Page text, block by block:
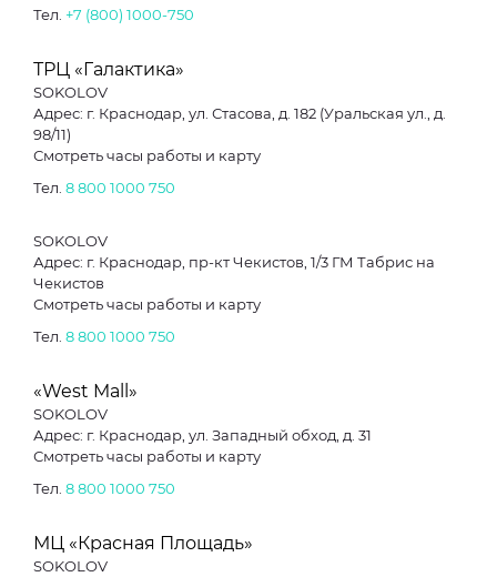
Тел. +7 (800) 1000-750
ТРЦ «Галактика»
SOKOLOV
Адрес: г. Краснодар, ул. Стасова, д. 182 (Уральская ул., д.
98/11)
Смотреть часы работы и карту
Тел. 8 800 1000 750
SOKOLOV
Адрес: г. Краснодар, пр-кт Чекистов, 1/3 ГМ Табрис на
Чекистов
Смотреть часы работы и карту
Тел. 8 800 1000 750
«West Mall»
SOKOLOV
Адрес: г. Краснодар, ул. Западный обход, д. 31
Смотреть часы работы и карту
Тел. 8 800 1000 750
МЦ «Красная Площадь»
SOKOLOV